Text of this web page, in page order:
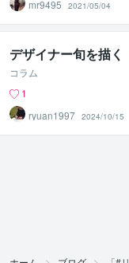
mr9495 2021/05/04
デザイナー旬を描く
コラム
1
ryuan1997 2024/10/15